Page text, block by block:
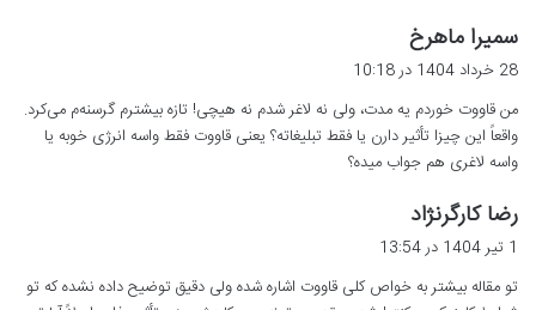
سمیرا ماهرخ
ت
:
28 خرداد 1404 در 10:18
من قاووت خوردم یه مدت، ولی نه لاغر شدم نه هیچی! تازه بیشترم گرسنه‌م می‌کرد.
واقعاً این چیزا تأثیر دارن یا فقط تبلیغاته؟ یعنی قاووت فقط واسه انرژی خوبه یا
واسه لاغری هم جواب میده؟
رضا کارگرنژاد
ف
:
1 تیر 1404 در 13:54
تو مقاله بیشتر به خواص کلی قاووت اشاره شده ولی دقیق توضیح داده نشده که تو